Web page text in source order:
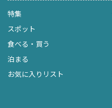
特集
スポット
食べる・買う
泊まる
お気に入りリスト